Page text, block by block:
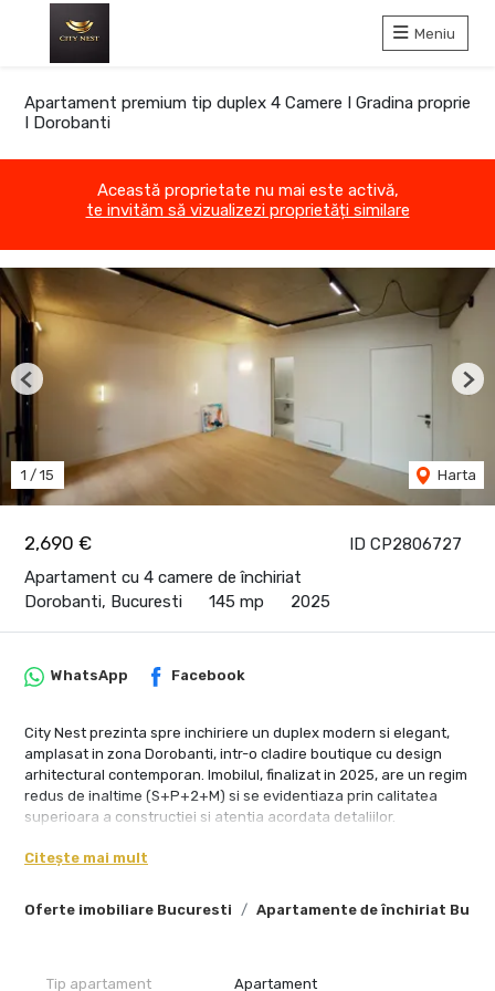
Meniu
Apartament premium tip duplex 4 Camere I Gradina proprie
I Dorobanti
Această proprietate nu mai este activă,
te invităm să vizualizezi proprietăți similare
ID CP2806727
2,690 €
Apartament cu 4 camere de închiriat
Dorobanti, Bucuresti
145 mp 2025
1 / 15 Harta
Previous
Oferte imobiliare Bucuresti Apartamente de închiriat
WhatsApp Facebook
City Nest prezinta spre inchiriere un duplex modern si elegant,
amplasat in zona Dorobanti, intr-o cladire boutique cu design
arhitectural contemporan. Imobilul, finalizat in 2025, are un regim
redus de inaltime (S+P+2+M) si se evidentiaza prin calitatea
superioara a constructiei si atentia acordata detaliilor.
Proprietatea este dispusa pe trei niveluri – parter, etaj 1 si subsol
Compartimentarea functionala include un living generos,
Citește mai mult
Tip apartament Apartament